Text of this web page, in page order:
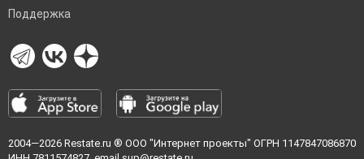
Поддержка
2004—2026 Restate.ru ® ООО "Интернет проекты" ОГРН 1147847086870